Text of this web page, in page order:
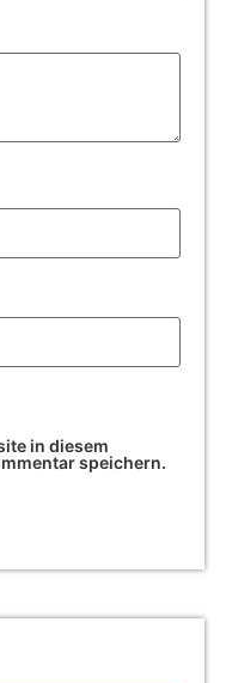
in diesem
speichern.